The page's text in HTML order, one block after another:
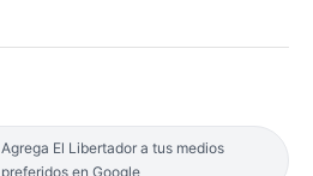
Agrega El Libertador a tus medios
preferidos en Google